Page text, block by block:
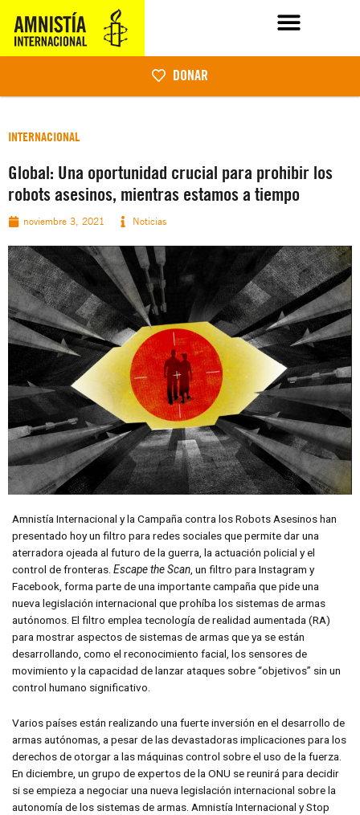
DONAR
INTERNACIONAL
Global: Una oportunidad crucial para prohibir los
robots asesinos, mientras estamos a tiempo
noviembre 3, 2021 Noticias
Amnistía Internacional y la Campaña contra los Robots Asesinos han
presentado hoy un filtro para redes sociales que permite dar una
aterradora ojeada al futuro de la guerra, la actuación policial y el
control de fronteras. Escape the Scan , un filtro para Instagram y
Facebook, forma parte de una importante campaña que pide una
nueva legislación internacional que prohíba los sistemas de armas
autónomos. El filtro emplea tecnología de realidad aumentada (RA)
para mostrar aspectos de sistemas de armas que ya se están
desarrollando, como el reconocimiento facial, los sensores de
movimiento y la capacidad de lanzar ataques sobre “objetivos” sin un
control humano significativo.
Varios países están realizando una fuerte inversión en el desarrollo de
armas autónomas, a pesar de las devastadoras implicaciones para los
derechos de otorgar a las máquinas control sobre el uso de la fuerza.
En diciembre, un grupo de expertos de la ONU se reunirá para decidir
si se empieza a negociar una nueva legislación internacional sobre la
autonomía de los sistemas de armas. Amnistía Internacional y Stop